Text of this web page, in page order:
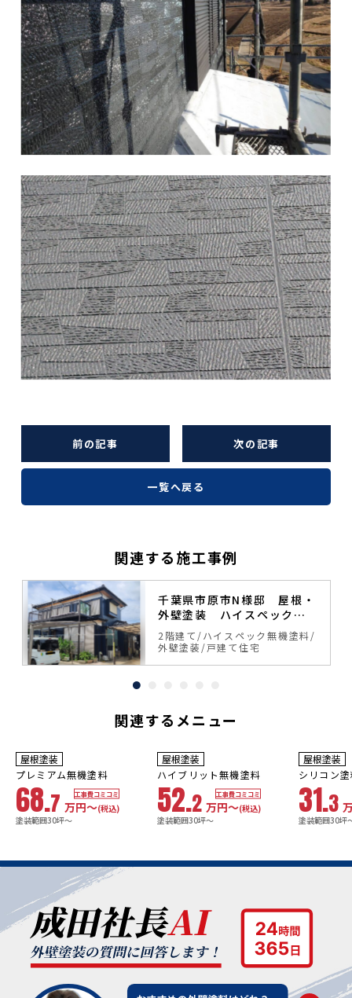
前の記事 次の記事
一覧へ戻る
関連する施工事例
千葉県市原市N様邸 屋根・
外壁塗装 ハイスペック無
機塗料
2階建て
ハイスペック無機塗料
外壁塗装 戸建て住宅
関連するメニュー
耐用年数
18~23年
屋根塗装
プレミアム無機塗料
68.7 万円〜(税込)
工事費コミコミ
塗装範囲30坪～
耐用年数
13~18年
屋根塗装
ハイブリット無機塗料
52.2 万円〜(税込)
工事費コミコミ
塗装範囲30坪～
耐用年数
8年
屋根塗装
シリコン
31.3
塗装範囲30坪